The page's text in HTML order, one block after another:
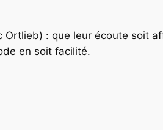
Ortlieb) : que leur écoute soit
en soit facilité.